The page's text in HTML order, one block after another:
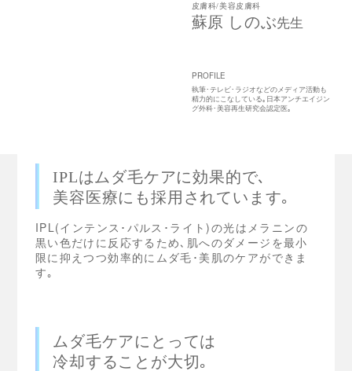
皮膚科/美容皮膚科
蘇原 しのぶ先生
PROFILE
執筆･テレビ･ラジオなどのメディア活動も
精力的にこなしている｡日本アンチエイジン
グ外科･美容再生研究会認定医｡
IPLはムダ毛ケアに効果的で､
美容医療にも採用されています｡
IPL(インテンス･パルス･ライト)の光はメラニンの
黒い色だけに反応するため､肌へのダメージを最小
限に抑えつつ効率的にムダ毛･美肌のケアができま
す｡
ムダ毛ケアにとっては
冷却することが大切｡